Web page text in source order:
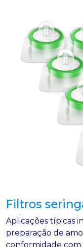
Filtros
Aplicações típicas
preparação de
conformidade com